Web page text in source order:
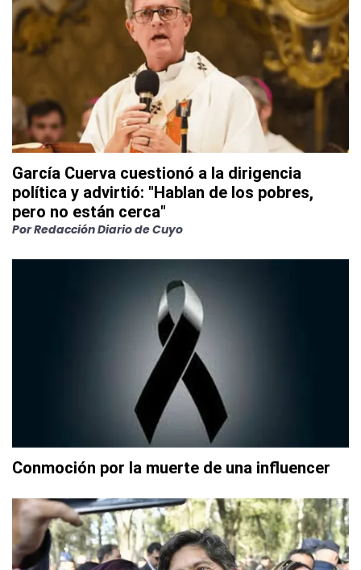
García Cuerva cuestionó a la dirigencia
política y advirtió: "Hablan de los pobres,
pero no están cerca"
PorRedacción Diario de Cuyo
Conmoción por la muerte de una influencer